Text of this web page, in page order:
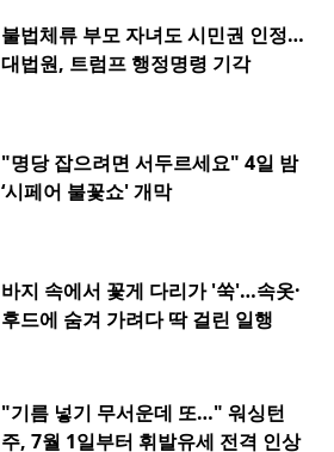
불법체류 부모 자녀도 시민권 인정…
대법원, 트럼프 행정명령 기각
"명당 잡으려면 서두르세요" 4일 밤
‘시페어 불꽃쇼' 개막
바지 속에서 꽃게 다리가 '쑥'…속옷·
후드에 숨겨 가려다 딱 걸린 일행
"기름 넣기 무서운데 또…" 워싱턴
주, 7월 1일부터 휘발유세 전격 인상